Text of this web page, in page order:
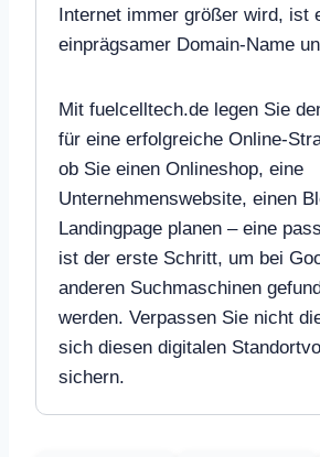
Internet immer größer wird, ist
einprägsamer Domain-Name
Mit fuelcelltech.de legen Sie
für eine erfolgreiche Online-
ob Sie einen Onlineshop, eine
Unternehmenswebsite, einen
Landingpage planen – eine
ist der erste Schritt, um bei
anderen Suchmaschinen
werden. Verpassen Sie nicht
sich diesen digitalen
sichern.